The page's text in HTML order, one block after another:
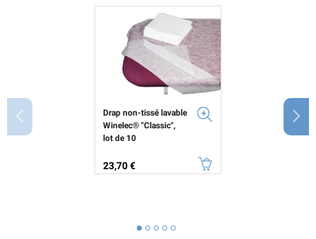
Drap non-tissé lavable
Winelec® "Classic",
lot de 10
Prix
23,70 €